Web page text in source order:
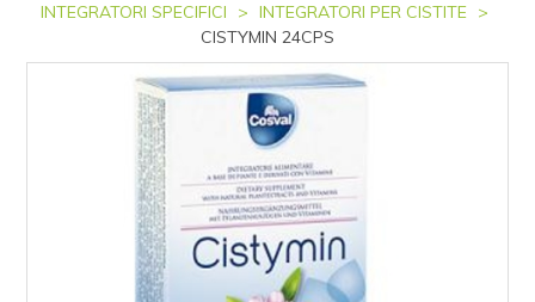
INTEGRATORI SPECIFICI
INTEGRATORI PER CISTITE
CISTYMIN 24CPS